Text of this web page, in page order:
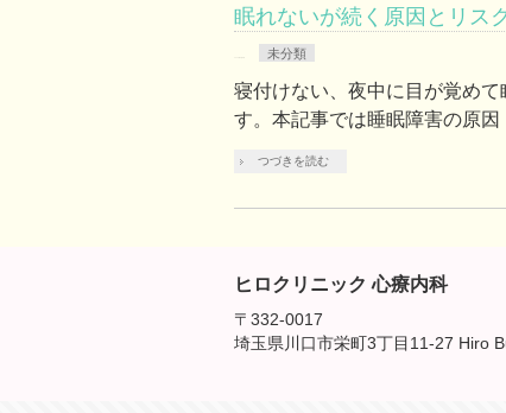
眠れないが続く原因とリス
未分類
寝付けない、夜中に目が覚め
す。本記事では睡眠障害の原
つづきを読む
ヒロクリニック 心療内科
〒332-0017
埼玉県川口市栄町3丁目11-27 Hiro